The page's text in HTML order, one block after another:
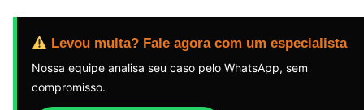
Levou multa? Fale agora com um especialista
Nossa equipe analisa seu caso pelo WhatsApp, sem
compromisso.